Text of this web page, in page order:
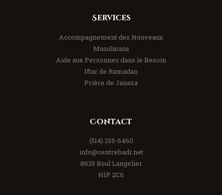
Services
Accompagnement des Nouveaux
Musulmans
Aide aux Personnes dans le Besoin
Iftar de Ramadan
Prière de Janaza
Contact
(514) 255-6460
info@centrebadr.net
8625 Boul Langelier
H1P 2C6